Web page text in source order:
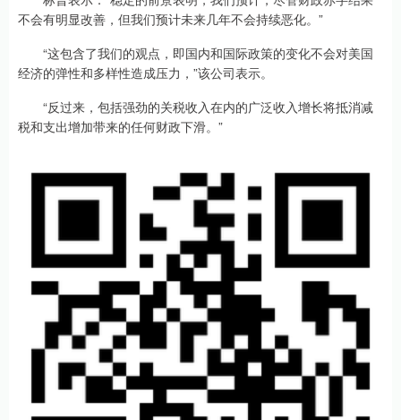
不会有明显改善，但我们预计未来几年不会持续恶化。”
“这包含了我们的观点，即国内和国际政策的变化不会对美国
经济的弹性和多样性造成压力，”该公司表示。
“反过来，包括强劲的关税收入在内的广泛收入增长将抵消减
税和支出增加带来的任何财政下滑。”